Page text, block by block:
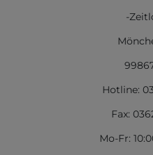
-
Hotline:
Fax:
Mo-Fr: